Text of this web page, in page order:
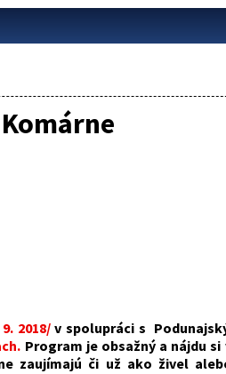
2018/v spolupráci s
Program je obsažný a nájdu
zaujímajú či už ako živel